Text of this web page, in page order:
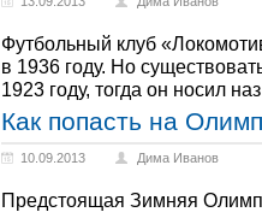
Футбольный клуб
в 1936 году. Но
1923 году, тогда он носил
Как попасть на
10.09.2013 Дима Иванов
Предстоящая Зимняя